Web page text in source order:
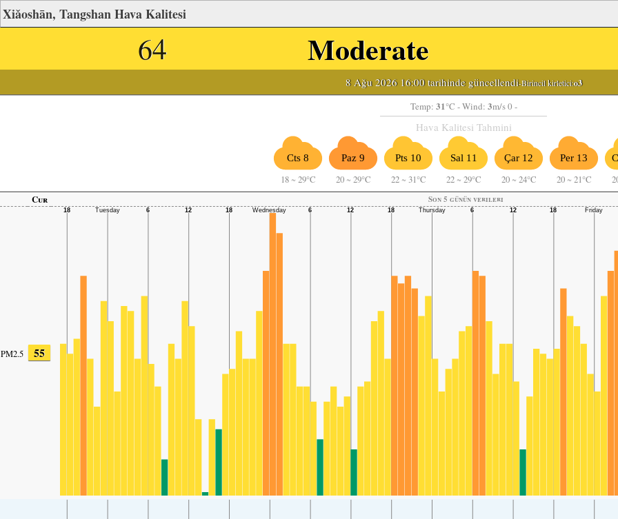
Xiǎoshān, Tangshan Hava Kalitesi
64 Moderate
8 Ağu 2026 16:00 tarihinde güncellendi-Birincil kirletici:o3
Temp: 31°C - Wind: 3m/s 0 -
Hava Kalitesi Tahmini
Cts 8
18 ~ 29°C
Paz 9
20 ~ 29°C
Pts 10
22 ~ 31°C
Sal 11
22 ~ 29°C
Çar 12
20 ~ 24°C
Per 13
20 ~ 21°C
Cur
Son 5 günün verileri
PM2.5 55